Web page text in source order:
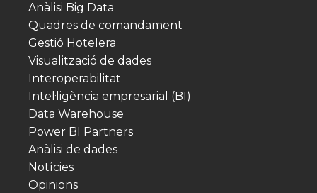
Anàlisi Big Data
Quadres de comandament
Gestió Hotelera
Visualització de dades
Interoperabilitat
Intel·ligència empresarial (BI)
Data Warehouse
Power BI Partners
Anàlisi de dades
Notícies
Opinions